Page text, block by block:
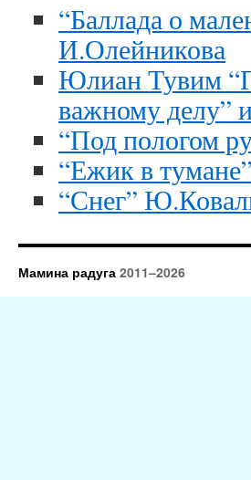
“Баллада о
И.Олейникова
Юлиан Тувим
важному делу”
“Под пологом
“Ежик в
“Снег”
Мамина радуга 2011–2026